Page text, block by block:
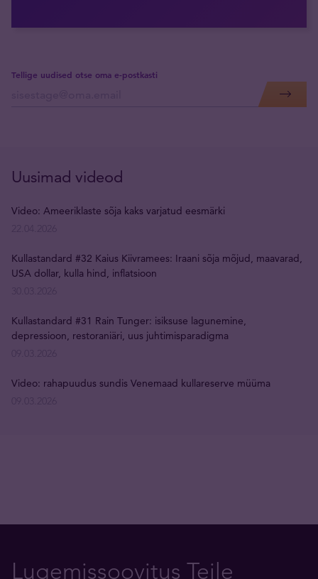
Tellige uudised otse oma e-postkasti
Uusimad videod
Video: Ameeriklaste sõja kaks varjatud eesmärki
Kullastandard #32 Kaius Kiivramees: Iraani sõja mõjud, maavarad,
USA dollar, kulla hind, inflatsioon
Kullastandard #31 Rain Tunger: isiksuse lagunemine,
depressioon, restoraniäri, uus juhtimisparadigma
Video: rahapuudus sundis Venemaad kullareserve müüma
Lugemissoovitus Teile